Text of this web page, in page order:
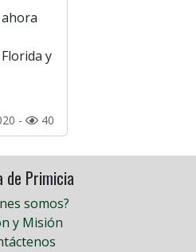
y
- 40
de Primicia
somos?
y Misión